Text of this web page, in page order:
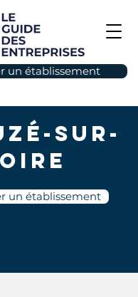
un établissement
sur-
un établissement